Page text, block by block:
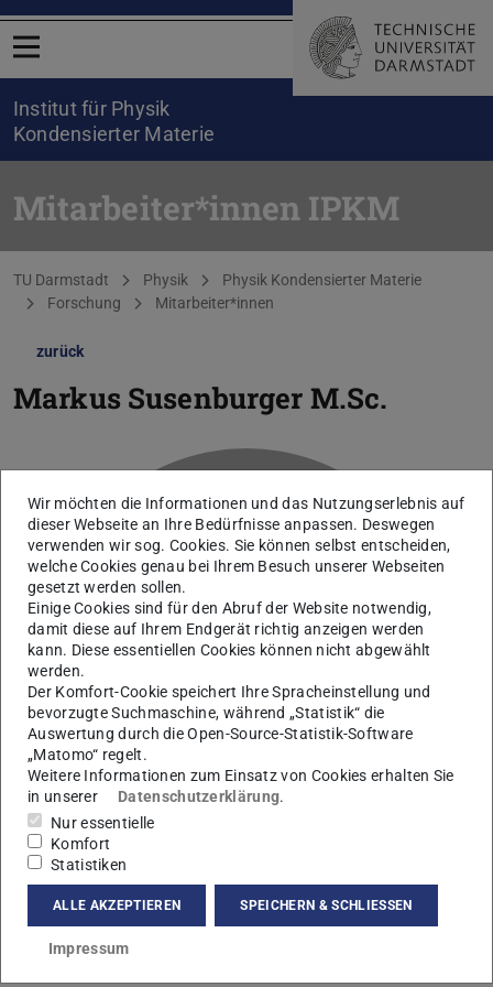
Menü öffnen
Institut für Physik
Kondensierter Materie
Mitarbeiter*innen IPKM
Sie befinden sich hier:
TU Darmstadt Physik
Physik Kondensierter Materie
Forschung
Mitarbeiter*innen
zurück
Markus Susenburger M.Sc.
S
Wir möchten die Informationen und das Nutzungserlebnis auf
dieser Webseite an Ihre Bedürfnisse anpassen. Deswegen
verwenden wir sog. Cookies. Sie können selbst entscheiden,
welche Cookies genau bei Ihrem Besuch unserer Webseiten
gesetzt werden sollen.
Einige Cookies sind für den Abruf der Website notwendig,
damit diese auf Ihrem Endgerät richtig anzeigen werden
kann. Diese essentiellen Cookies können nicht abgewählt
werden.
Der Komfort-Cookie speichert Ihre Spracheinstellung und
bevorzugte Suchmaschine, während „Statistik“ die
Auswertung durch die Open-Source-Statistik-Software
„Matomo“ regelt.
Weitere Informationen zum Einsatz von Cookies erhalten Sie
in unserer
Datenschutzerklärung.
Nur essentielle
Komfort
Statistiken
ALLE AKZEPTIEREN SPEICHERN & SCHLIESSEN
Impressum